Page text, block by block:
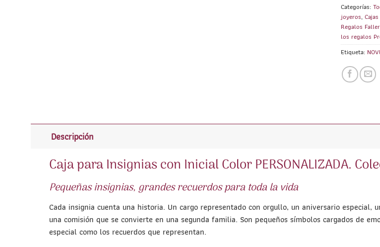
Categorías:
joyeros,
Regalos
los regalos
Etiqueta:
Descripción
Caja para Insignias con Inicial Color PERSONALIZADA.
Pequeñas insignias, grandes recuerdos para toda la vida
Cada insignia cuenta una historia. Un cargo representado con orgullo, un aniversario
una comisión que se convierte en una segunda familia. Son pequeños símbolos cargados de
especial como los recuerdos que representan.